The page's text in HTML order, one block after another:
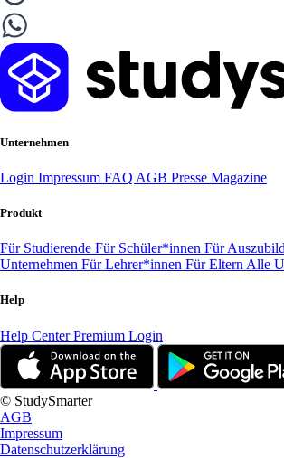
Unternehmen
Login Impressum FAQ AGB Presse Magazine
Produkt
Für Studierende Für Schüler*innen Für
Unternehmen Für Lehrer*innen Für Eltern Alle
Help
Help CenterPremium Login
© StudySmarter
AGB
Impressum
Datenschutzerklärung